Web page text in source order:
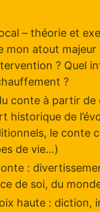
– théorie et
mon atout majeur
? Quel
?
conte à partir
historique de
le conte
de vie…)
:
de soi, du
haute : diction,